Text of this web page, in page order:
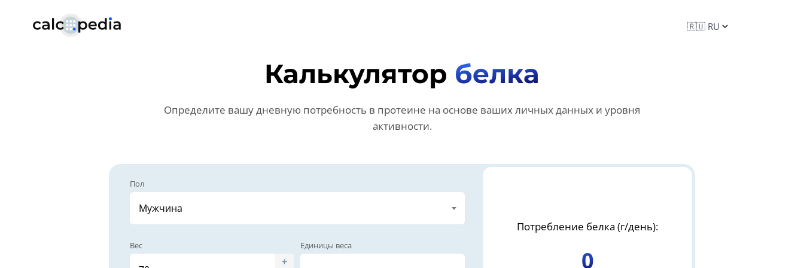
Калькулятор белка
Определите вашу дневную потребность в протеине на основе ваших личных данных и уровня
активности.
Пол
Вес Единицы веса
Потребление белка (г/день):
0